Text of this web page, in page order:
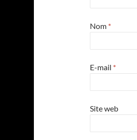
Nom *
E-mail *
Site web